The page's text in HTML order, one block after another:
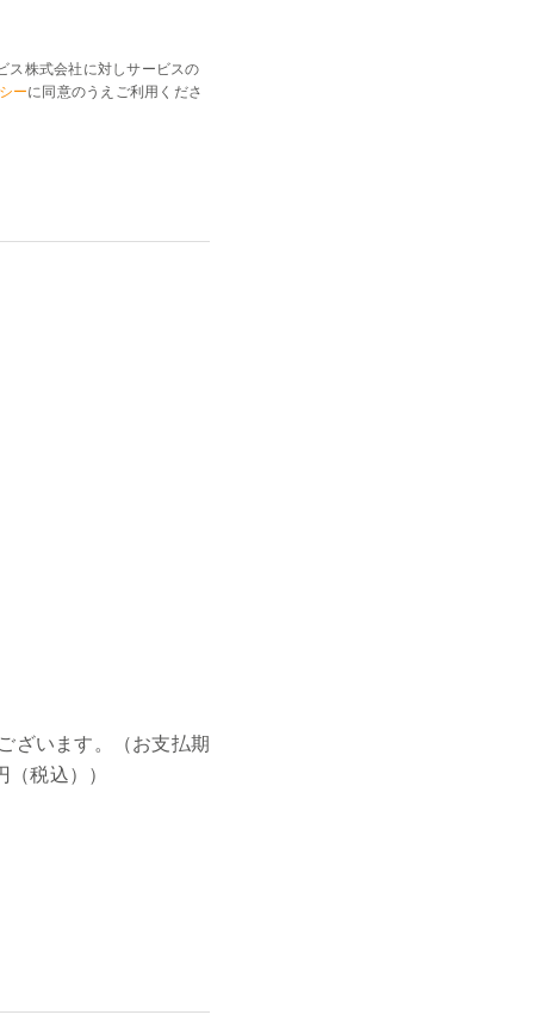
ス株式会社に対しサービスの
ーに同意のうえご利用くださ
ざいます。（お支払期
税込））